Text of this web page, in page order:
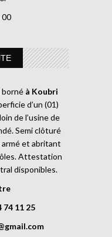
00
borné à Koubri
d’un (01)
de l’usine de
Semi clôturé
et abritant
Attestation
disponibles.
74 11 25